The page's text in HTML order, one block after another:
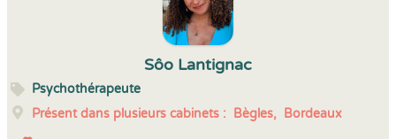
Sôo Lantignac
Psychothérapeute
Présent dans plusieurs cabinets : Bègles, Bordeaux